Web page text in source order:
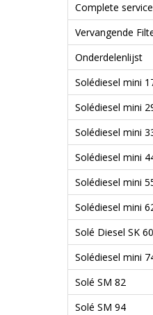
Complete
Vervangende
Onderdelenlijst
Solédiesel mini
Solédiesel mini
Solédiesel mini
Solédiesel mini
Solédiesel mini
Solédiesel mini
Solé Diesel SK 60
Solédiesel mini
Solé SM 82
Solé SM 94